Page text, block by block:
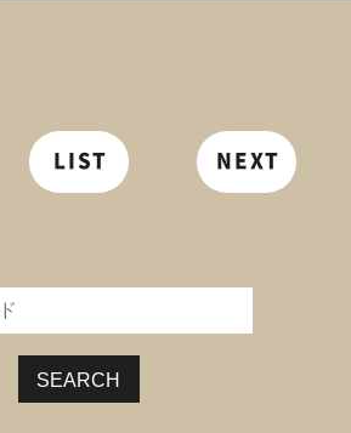
SEARCH
LIST NEXT